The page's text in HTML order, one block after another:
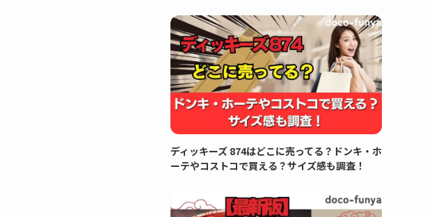
ディッキーズ 874はどこに売ってる？ドンキ・ホ
ーテやコストコで買える？サイズ感も調査！